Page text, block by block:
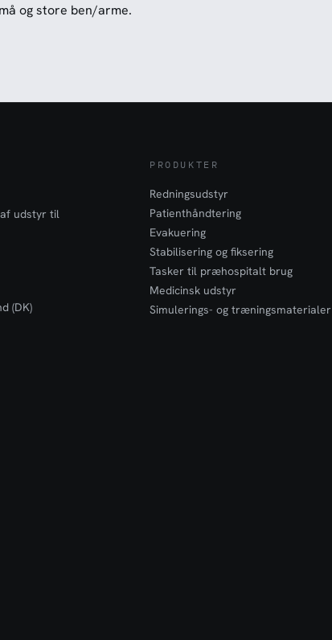
og store ben/arme.
udstyr til
(DK)
PRODUKTER
Redningsudstyr
Patienthåndtering
Evakuering
Stabilisering og fiksering
Tasker til præhospitalt brug
Medicinsk udstyr
Simulerings- og træningsmaterialer